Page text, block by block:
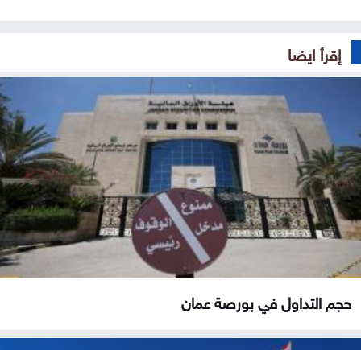
إقرأ ايضا
حجم التداول في بورصة عمان